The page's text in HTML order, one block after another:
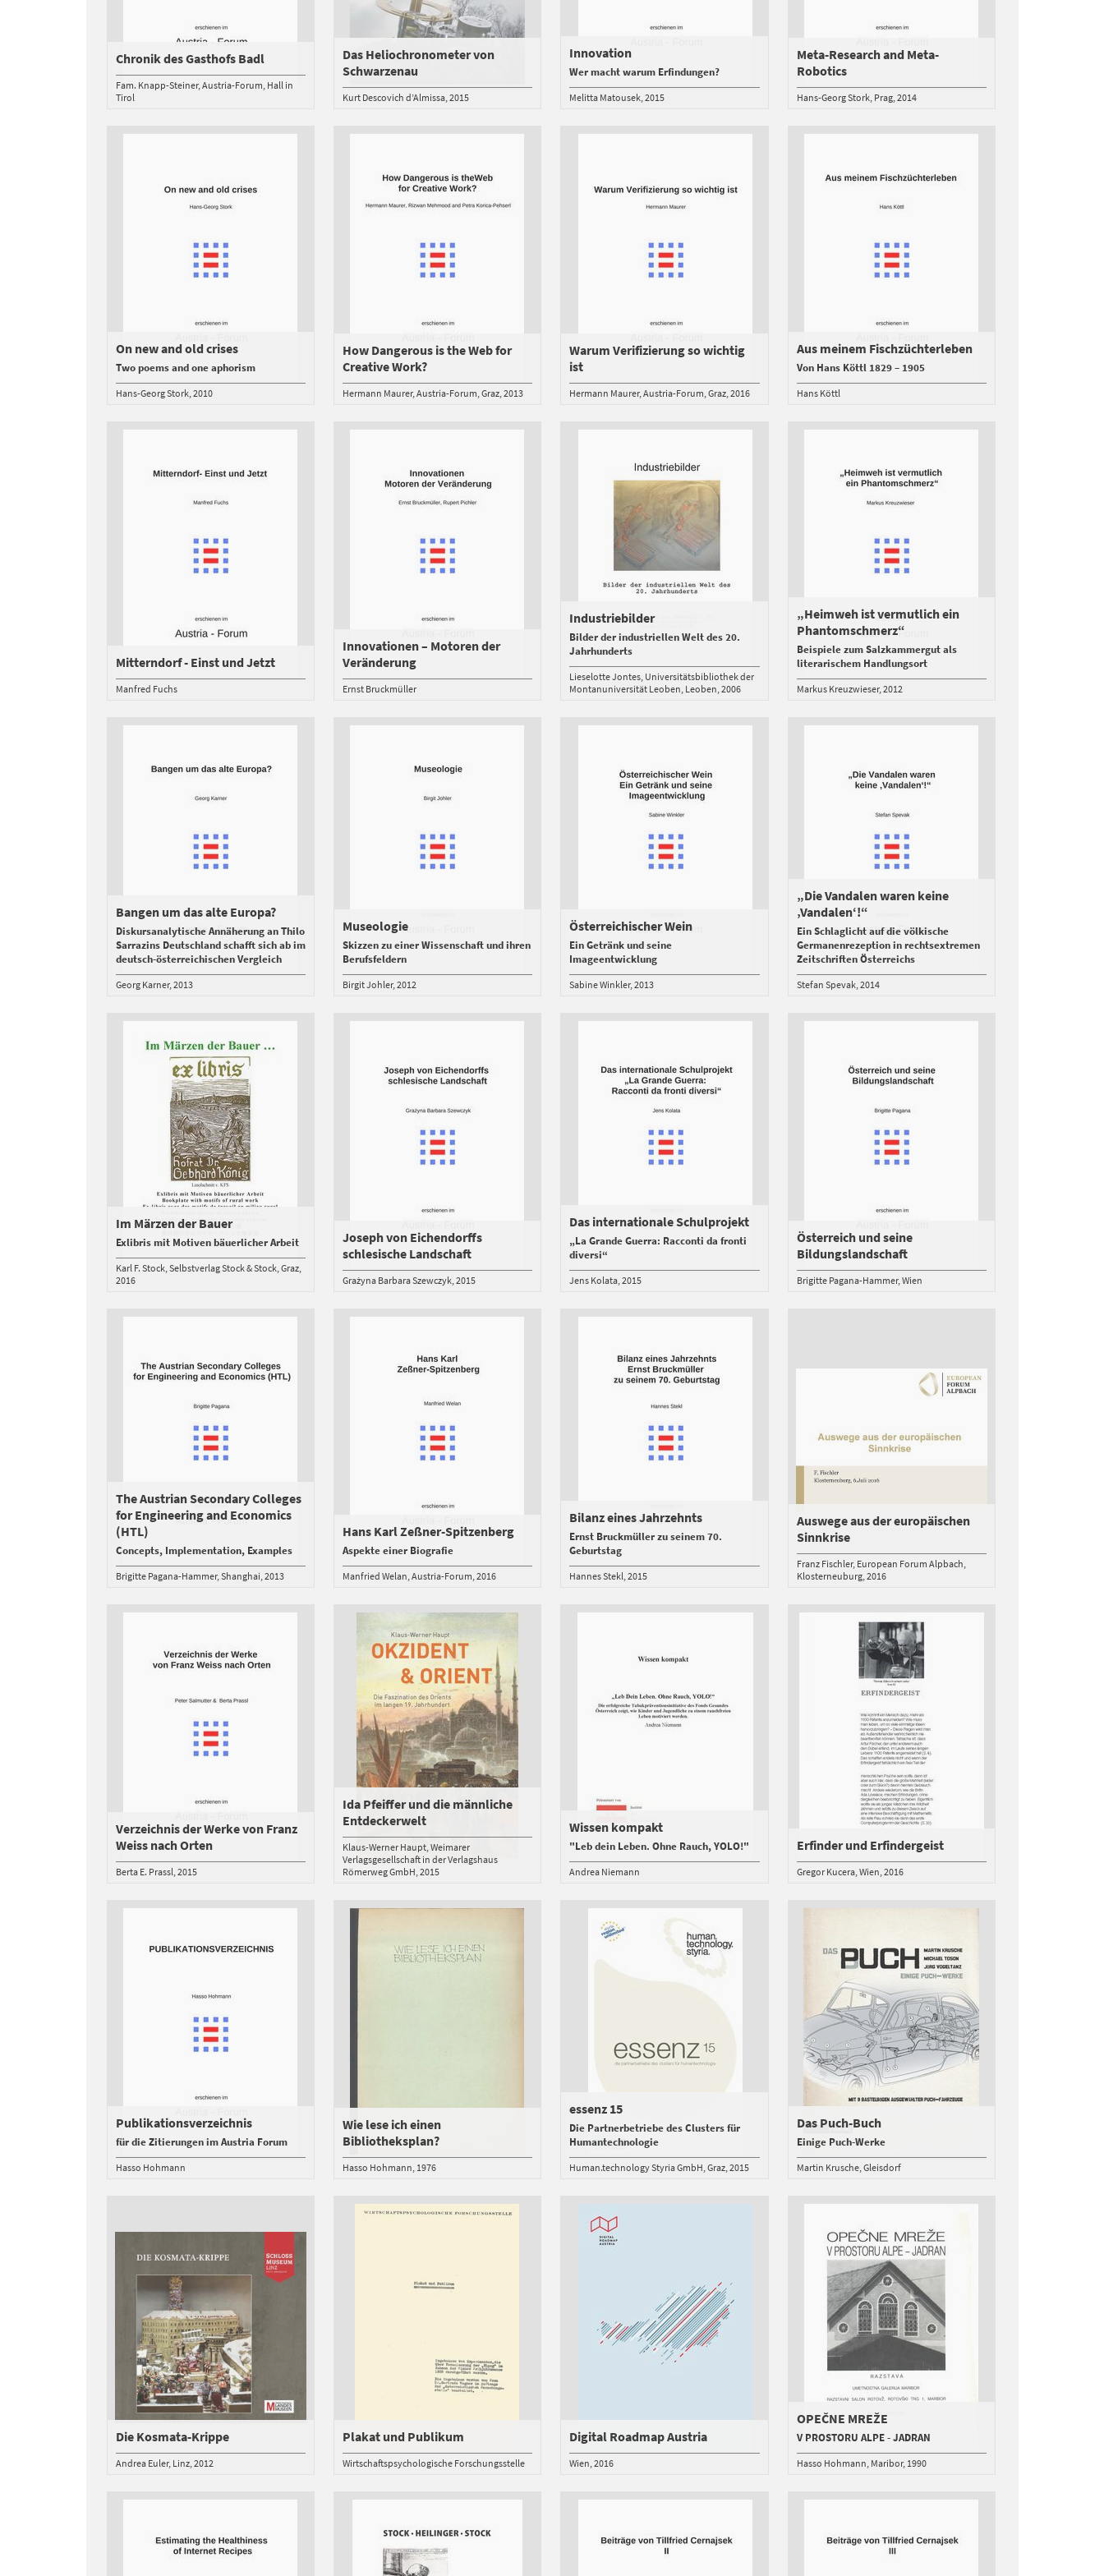
Chronik des Gasthofs Badl
Fam. Knapp-Steiner Austria-Forum Hall in
Tirol
Das Heliochronometer von
Schwarzenau
Kurt Descovich d’Almissa 2015
Innovation
Wer macht warum Erfindungen?
Melitta Matousek 2015
Meta-Research and Meta-
Robotics
Hans-Georg Stork Prag 2014
On new and old crises
Two poems and one aphorism
Hans-Georg Stork 2010
How Dangerous is the Web for
Creative Work?
Hermann Maurer Austria-Forum Graz 2013
Warum Verifizierung so wichtig
ist
Hermann Maurer Austria-Forum Graz 2016
Aus meinem Fischzüchterleben
Von Hans Köttl 1829 – 1905
Hans Köttl
Mitterndorf - Einst und Jetzt
Manfred Fuchs
Innovationen – Motoren der
Veränderung
Ernst Bruckmüller
Industriebilder
Bilder der industriellen Welt des 20.
Jahrhunderts
Lieselotte Jontes Universitätsbibliothek der
Montanuniversität Leoben Leoben 2006
„Heimweh ist vermutlich ein
Phantomschmerz“
Beispiele zum Salzkammergut als
literarischem Handlungsort
Markus Kreuzwieser 2012
Bangen um das alte Europa?
Diskursanalytische Annäherung an Thilo
Sarrazins Deutschland schafft sich ab im
deutsch-österreichischen Vergleich
Georg Karner 2013
Museologie
Skizzen zu einer Wissenschaft und ihren
Berufsfeldern
Birgit Johler 2012
Österreichischer Wein
Ein Getränk und seine
Imageentwicklung
Sabine Winkler 2013
„Die Vandalen waren keine
‚Vandalen‘!“
Ein Schlaglicht auf die völkische
Germanenrezeption in rechtsextremen
Zeitschriften Österreichs
Stefan Spevak 2014
Im Märzen der Bauer
Exlibris mit Motiven bäuerlicher Arbeit
Karl F. Stock Selbstverlag Stock & Stock Graz
2016
Joseph von Eichendorffs
schlesische Landschaft
Grażyna Barbara Szewczyk 2015
Das internationale Schulprojekt
„La Grande Guerra: Racconti da fronti
diversi“
Jens Kolata 2015
Österreich und seine
Bildungslandschaft
Brigitte Pagana-Hammer Wien
The Austrian Secondary Colleges
for Engineering and Economics
(HTL)
Concepts, Implementation, Examples
Brigitte Pagana-Hammer Shanghai 2013
Hans Karl Zeßner-Spitzenberg
Aspekte einer Biografie
Manfried Welan Austria-Forum 2016
Bilanz eines Jahrzehnts
Ernst Bruckmüller zu seinem 70.
Geburtstag
Hannes Stekl 2015
Auswege aus der europäischen
Sinnkrise
Franz Fischler European Forum Alpbach
Klosterneuburg 2016
Verzeichnis der Werke von Franz
Weiss nach Orten
Berta E. Prassl 2015
Ida Pfeiffer und die männliche
Entdeckerwelt
Klaus-Werner Haupt Weimarer
Verlagsgesellschaft in der Verlagshaus
Römerweg GmbH 2015
Wissen kompakt
"Leb dein Leben. Ohne Rauch, YOLO!"
Andrea Niemann
Erfinder und Erfindergeist
Gregor Kucera Wien 2016
Publikationsverzeichnis
für die Zitierungen im Austria Forum
Hasso Hohmann
Wie lese ich einen
Bibliotheksplan?
Hasso Hohmann 1976
essenz 15
Die Partnerbetriebe des Clusters für
Humantechnologie
Human.technology Styria GmbH Graz 2015
Das Puch-Buch
Einige Puch-Werke
Martin Krusche Gleisdorf
Die Kosmata-Krippe
Andrea Euler Linz 2012
Plakat und Publikum
Wirtschaftspsychologische Forschungsstelle
Digital Roadmap Austria
Wien 2016
OPEČNE MREŽE
V PROSTORU ALPE - JADRAN
Hasso Hohmann Maribor 1990